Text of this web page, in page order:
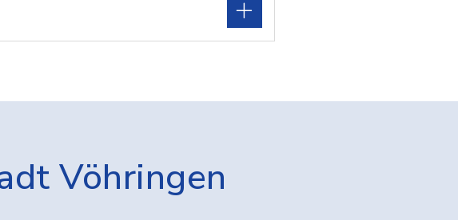
Vöhringen